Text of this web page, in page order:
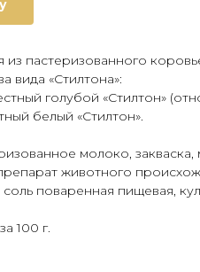
из пастеризованного
вида «Стилтона»:
голубой «Стилтон»
белый «Стилтон».
молоко,
животного
соль поваренная пищевая,
100 г.